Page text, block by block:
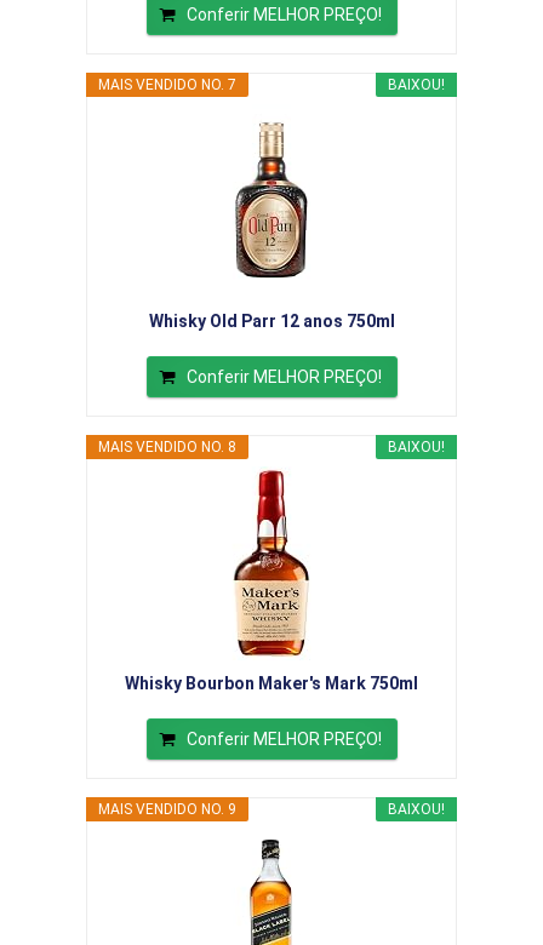
Conferir MELHOR PREÇO!
BAIXOU!
MAIS VENDIDO NO. 7
Whisky Old Parr 12 anos 750ml
Conferir MELHOR PREÇO!
BAIXOU!
MAIS VENDIDO NO. 8
Whisky Bourbon Maker's Mark 750ml
Conferir MELHOR PREÇO!
BAIXOU!
MAIS VENDIDO NO. 9